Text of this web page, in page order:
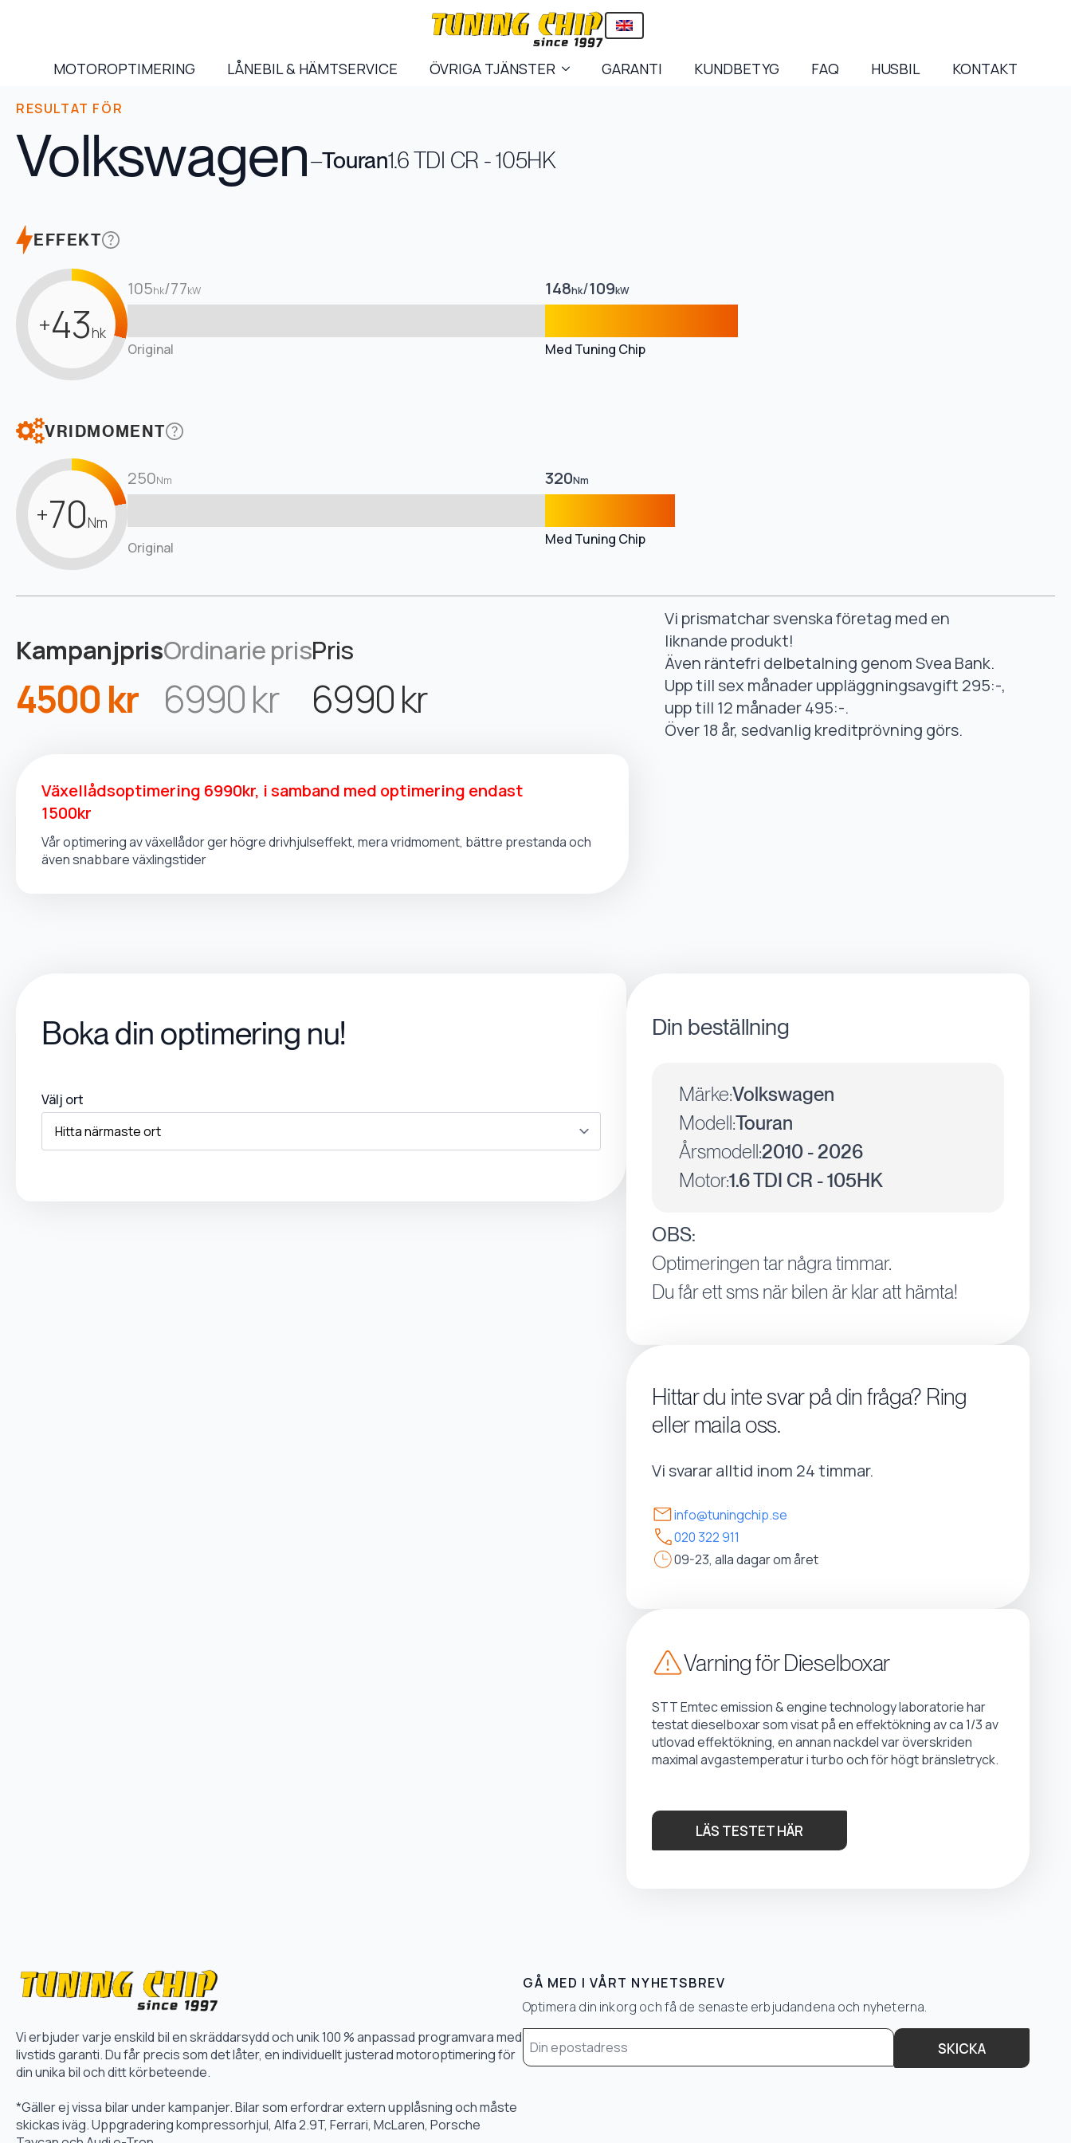
MOTOROPTIMERING LÅNEBIL & HÄMTSERVICE ÖVRIGA TJÄNSTER GARANTI KUNDBETYG FAQ HUSBIL KONTAKT
RESULTAT FÖR
Volkswagen–Touran1.6 TDI CR - 105HK
EFFEKT
+43hk
105hk/77kW 148hk/109kW
Original Med Tuning Chip
VRIDMOMENT
+70Nm
250Nm 320Nm
Original Med Tuning Chip
Kampanjpris
4500 kr
Ordinarie pris
6990 kr
Pris
6990 kr
Vi prismatchar svenska företag med en
liknande produkt!
Även räntefri delbetalning genom Svea Bank.
Upp till sex månader uppläggningsavgift 295:-,
upp till 12 månader 495:-.
Över 18 år, sedvanlig kreditprövning görs.
Växellådsoptimering 6990kr, i samband med optimering endast
1500kr
Vår optimering av växellådor ger högre drivhjulseffekt, mera vridmoment, bättre prestanda och
även snabbare växlingstider
Boka din optimering nu!
Välj ort
Din beställning
Märke:Volkswagen
Modell:Touran
Årsmodell:2010 - 2026
Motor:1.6 TDI CR - 105HK
OBS:
Optimeringen tar några timmar.
Du får ett sms när bilen är klar att hämta!
Hittar du inte svar på din fråga? Ring
eller maila oss.
Vi svarar alltid inom 24 timmar.
info@tuningchip.se
020 322 911
09-23, alla dagar om året
Varning för Dieselboxar
STT Emtec emission & engine technology laboratorie har
testat dieselboxar som visat på en effektökning av ca 1/3 av
utlovad effektökning, en annan nackdel var överskriden
maximal avgastemperatur i turbo och för högt bränsletryck.
LÄS TESTET HÄR
Vi erbjuder varje enskild bil en skräddarsydd och unik 100 % anpassad programvara med
livstids garanti. Du får precis som det låter, en individuellt justerad motoroptimering för
din unika bil och ditt körbeteende.
*Gäller ej vissa bilar under kampanjer. Bilar som erfordrar extern upplåsning och måste
skickas iväg. Uppgradering kompressorhjul, Alfa 2.9T, Ferrari, McLaren, Porsche
GÅ MED I VÅRT NYHETSBREV
Optimera din inkorg och få de senaste erbjudandena och nyheterna.
Email
* SKICKA